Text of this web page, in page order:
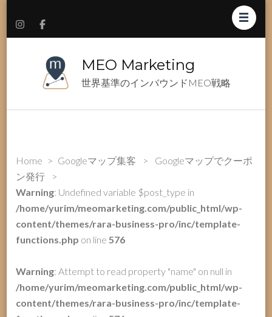
MEO Marketing
世界基準のインバウンドMEO戦略
Home > Googleマップ集客 >
Googleマップでクーポ
ン発行
>
Warning: Undefined variable $post_type in
/home/yurim/meomarketing.com/public_html/wp-
content/themes/rara-business-pro/inc/template-
functions.php on line576
Warning: Attempt to read property "name" on null in
/home/yurim/meomarketing.com/public_html/wp-
content/themes/rara-business-pro/inc/template-